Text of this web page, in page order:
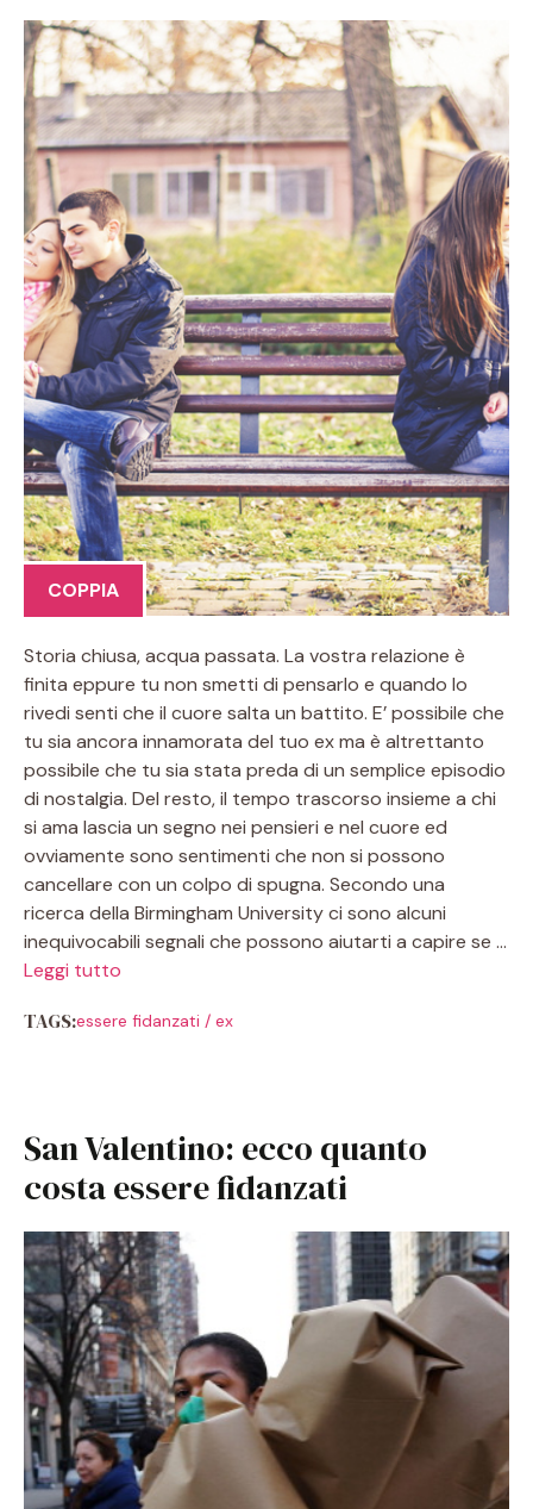
COPPIA
Storia chiusa, acqua passata. La vostra relazione è
finita eppure tu non smetti di pensarlo e quando lo
rivedi senti che il cuore salta un battito. E’ possibile che
tu sia ancora innamorata del tuo ex ma è altrettanto
possibile che tu sia stata preda di un semplice episodio
di nostalgia. Del resto, il tempo trascorso insieme a chi
si ama lascia un segno nei pensieri e nel cuore ed
ovviamente sono sentimenti che non si possono
cancellare con un colpo di spugna. Secondo una
ricerca della Birmingham University ci sono alcuni
inequivocabili segnali che possono aiutarti a capire se …
Leggi tutto
TAGS:essere fidanzati / ex
San Valentino: ecco quanto
costa essere fidanzati